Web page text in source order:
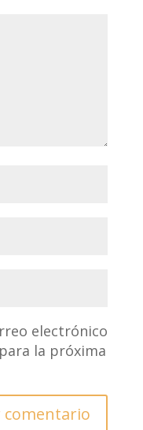
electrónico
la próxima